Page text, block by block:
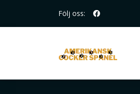
Följ oss: